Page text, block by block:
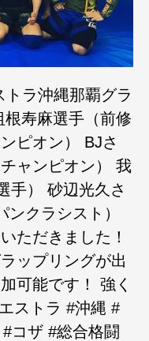
ラ沖縄那覇グラ
根寿麻選手（前修
ピオン） BJさ
ャンピオン） 我
手） 砂辺光久さ
クラシスト）
ただきました！
ップリングが出
可能です！ 強く
ストラ #沖縄 #
コザ #総合格闘